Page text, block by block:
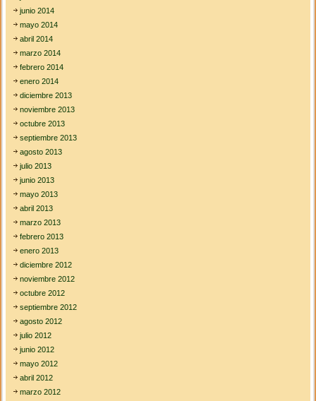
junio 2014
mayo 2014
abril 2014
marzo 2014
febrero 2014
enero 2014
diciembre 2013
noviembre 2013
octubre 2013
septiembre 2013
agosto 2013
julio 2013
junio 2013
mayo 2013
abril 2013
marzo 2013
febrero 2013
enero 2013
diciembre 2012
noviembre 2012
octubre 2012
septiembre 2012
agosto 2012
julio 2012
junio 2012
mayo 2012
abril 2012
marzo 2012